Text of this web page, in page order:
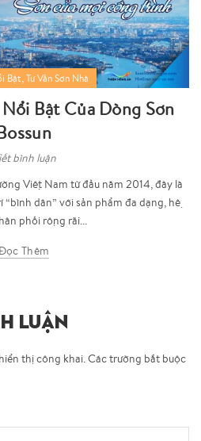
Bật, Tư Vấn Sơn Nhà
Bật Của Dòng Sơn
bình luận
Việt Nam từ đầu năm 2014, đây là
dân” với sản phẩm đa dạng, hệ
phối rộng rãi...
Thêm
LUẬN
thị công khai.Các trường bắt buộc